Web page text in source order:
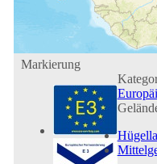
Markierung